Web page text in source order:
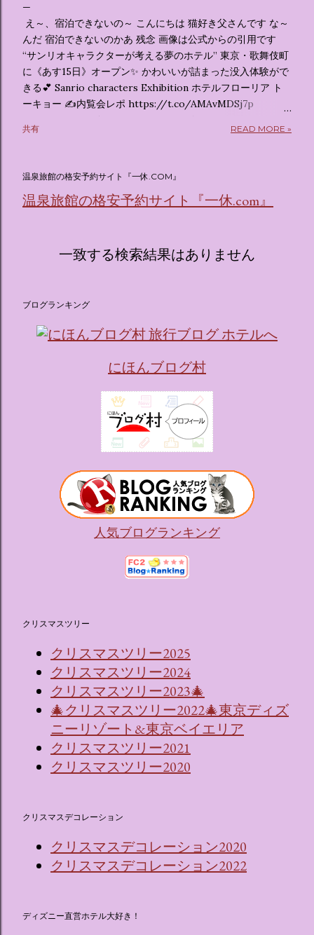
え～、宿泊できないの～ こんにちは 猫好き父さんです な～
んだ 宿泊できないのかあ 残念 画像は公式からの引用です
“サンリオキャラクターが考える夢のホテル” 東京・歌舞伎町
に《あす15日》オープン✨️ かわいいが詰まった没入体験がで
きる💕 Sanrio characters Exhibition ホテルフローリア ト
ーキョー ✍️内覧会レポ https://t.co/AMAvMDSj7p
pic.twitter.com/sKx7uXeXHW — オリコンニュース
(@oricon) July 14, 2026 ホテルフローリア トーキョー
はなく、2026年7月15日から東京・新宿でスタートする サン
リオキャラクターズの体験型・没入型展示イベント の名称で
陸となります。 まるで本当にラグジュアリーホテルにチェッ
クインしてルームツアーを楽しむような、特別な空間が演出
のホテル」 デジタルメディア技術で世界的に知られるクリエ
イティブプロダクション「d'strict」が手掛けており、五感を
刺激する美しいデジタルアートとストーリー性の高い全11の
テーマブースで構成されています。 チェックインからスター
ト ：ピンクを基調とした華やかなエントランスロビーでルー
ムキーを受け取り、まるでホテルに滞在するかのような没入
感を味わいながら進んでいきます。ロビーではお花をまとっ
たポムポムプリンが出迎えてくれます。 幻想的な共有スペー
ス ：きらめく光に満ちたガーデンや、美しいボールルーム
ーチ（ポチャッコの隣に座れるエリア）など、写真映え間違
いなしの空間が広がります。 🛌 2. 個性あふれる「9つの客室
（テーマルーム）」 イベントの目玉となるのが、サンリオの
人気キャラクターたちがそれぞれの“好き”や理想を詰め込ん
でデザインした客室のエリアです。 ハローキティ...
共有 READ MORE »
温泉旅館の格安予約サイト『一休.COM』
温泉旅館の格安予約サイト『一休.com』
一致する検索結果はありません
ブログランキング
にほんブログ村
人気ブログランキング
クリスマスツリー
クリスマスツリー2025
クリスマスツリー2024
クリスマスツリー2023🎄
🎄クリスマスツリー2022🎄東京ディズ
ニーリゾート&東京ベイエリア
クリスマスツリー2021
クリスマスツリー2020
クリスマスデコレーション
クリスマスデコレーション2020
クリスマスデコレーション2022
ディズニー直営ホテル大好き！